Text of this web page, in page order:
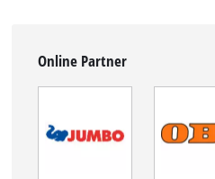
Online Partner